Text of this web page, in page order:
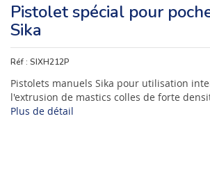
Pistolet spécial pour
Sika
Réf : SIXH212P
Pistolets manuels Sika pour utilisation
l'extrusion de mastics colles de forte
Plus de détail